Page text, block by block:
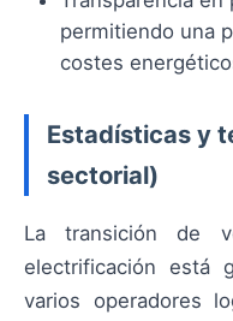
permitiendo una
costes
Estadísticas y
sectorial)
La transición de
electrificación está
varios operadores